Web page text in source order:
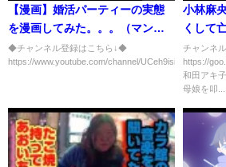
【漫画】婚活パーティーの実態
を漫画してみた。。。（マンガ
動画）
◆チャンネル登録はこちら↓◆
https://www.youtube.com/channel/
小林麻
くして
人が悲
んねる
チャンネ
https://
和田アキ
母娘を叩...